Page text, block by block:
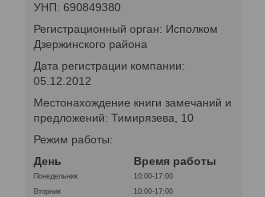
УНП: 690849380
Регистрационный орган: Исполком
Дзержинского района
Дата регистрации компании:
05.12.2012
Местонахождение книги замечаний и
предложений: Тимирязева, 10
Режим работы:
День
Время работы
Понедельник
10:00-17:00
Вторник
10:00-17:00